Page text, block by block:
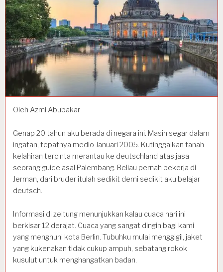
Oleh Azmi Abubakar
Genap 20 tahun aku berada di negara ini. Masih segar dalam
ingatan, tepatnya medio Januari 2005. Kutinggalkan tanah
kelahiran tercinta merantau ke deutschland atas jasa
seorang guide asal Palembang. Beliau pernah bekerja di
Jerman, dari bruder itulah sedikit demi sedikit aku belajar
deutsch.
Informasi di zeitung menunjukkan kalau cuaca hari ini
berkisar 12 derajat. Cuaca yang sangat dingin bagi kami
yang menghuni kota Berlin. Tubuhku mulai menggigil, jaket
yang kukenakan tidak cukup ampuh, sebatang rokok
kusulut untuk menghangatkan badan.